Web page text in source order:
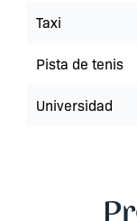
Taxi
Pista de tenis
Universidad